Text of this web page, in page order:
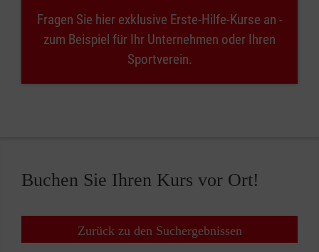
Fragen Sie hier exklusive Erste-Hilfe-Kurse an -
zum Beispiel für Ihr Unternehmen oder Ihren
Sportverein.
Buchen Sie Ihren Kurs vor Ort!
Zurück zu den Suchergebnissen